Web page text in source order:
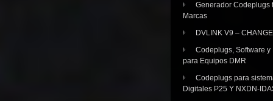
Generador Codeplugs
Marcas
DVLINK V9 –
Codeplugs, Software y
para Equipos DMR
Codeplugs para
Digitales P25 Y NXDN-